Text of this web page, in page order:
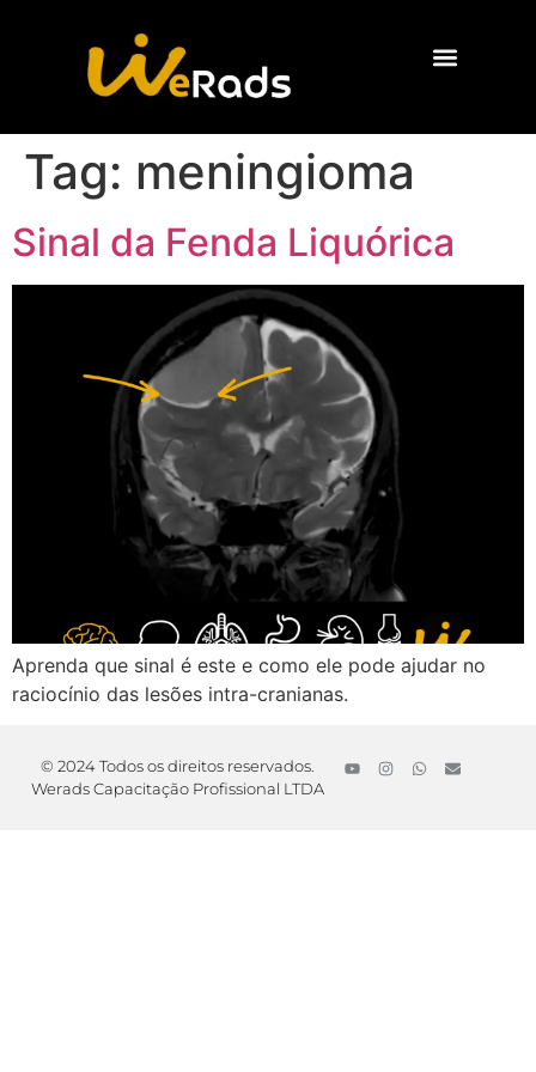
Tag: meningioma
Sinal da Fenda Liquórica
Aprenda que sinal é este e como ele pode ajudar no
raciocínio das lesões intra-cranianas.
© 2024 Todos os direitos reservados.
Werads Capacitação Profissional LTDA